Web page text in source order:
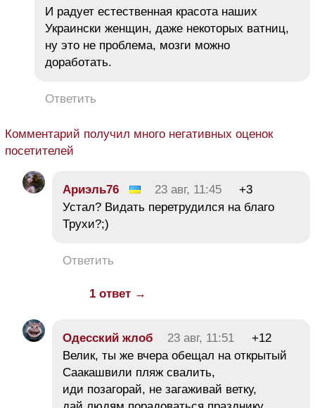
И радует естественная красота наших
Украински женщин, даже некоторых ватниц,
ну это не проблема, мозги можно
доработать.
Ответить
Комментарий получил много негативных оценок
посетителей
Ариэль76 23 авг, 11:45
+3
Устал? Видать перетрудился на благо
Трухи?;)
Ответить
1 ответ →
Одесский жлоб 23 авг, 11:51
+12
Велик, ты же вчера обещал на открытый
Саакашвили пляж свалить,
иди позагорай, не загаживай ветку,